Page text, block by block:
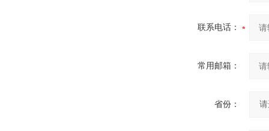
联系电话：
常用邮箱：
省份：